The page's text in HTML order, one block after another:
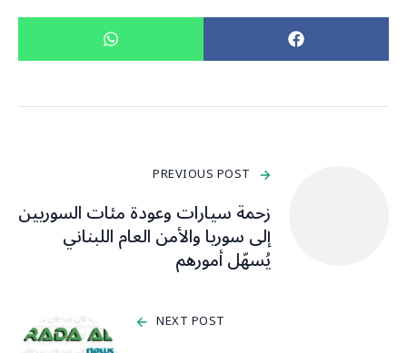
PREVIOUS POST
زحمة سيارات وعودة مئات السوريين
إلى سوريا والأمن العام اللبناني
يُسهّل أمورهم
NEXT POST